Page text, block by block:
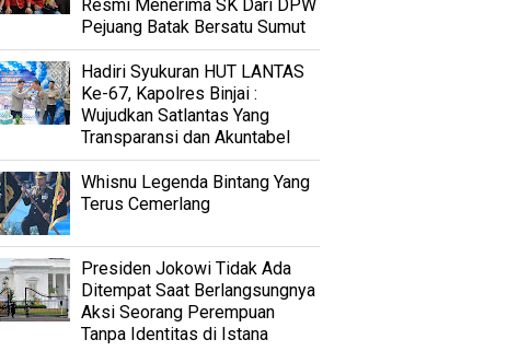
Resmi Menerima SK Dari DPW
Pejuang Batak Bersatu Sumut
Hadiri Syukuran HUT LANTAS
Ke-67, Kapolres Binjai :
Wujudkan Satlantas Yang
Transparansi dan Akuntabel
Whisnu Legenda Bintang Yang
Terus Cemerlang
Presiden Jokowi Tidak Ada
Ditempat Saat Berlangsungnya
Aksi Seorang Perempuan
Tanpa Identitas di Istana